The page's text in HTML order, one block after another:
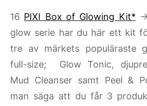
16 PIXI Box of Glowing Kit*
glow serie har du här ett kit
tre av märkets populäraste
full-size; Glow Tonic,
Mud Cleanser samt Peel &
man säga att du får 3